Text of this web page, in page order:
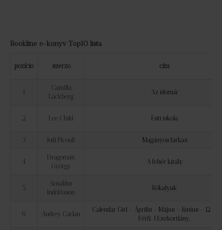
Bookline e-könyv Top10 lista
pozíció szerző cím
Camilla
Läckberg
Az idomár
2 Lee Child Esti iskola
3 Jodi Picoult Magányos farkas
Dragomán
György
A fehér király
5
Arnaldur
Indriðason
Rókalyuk
6 Audrey Carlan
Calendar Girl – Április – Május – Június – 12
Férfi. 1 Eszkortlány.